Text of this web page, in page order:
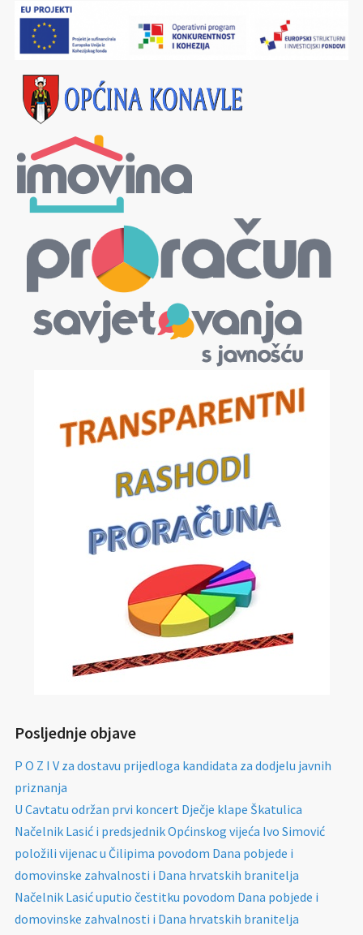
Posljednje objave
P O Z I V za dostavu prijedloga kandidata za dodjelu javnih
priznanja
U Cavtatu održan prvi koncert Dječje klape Škatulica
Načelnik Lasić i predsjednik Općinskog vijeća Ivo Simović
položili vijenac u Čilipima povodom Dana pobjede i
domovinske zahvalnosti i Dana hrvatskih branitelja
Načelnik Lasić uputio čestitku povodom Dana pobjede i
domovinske zahvalnosti i Dana hrvatskih branitelja